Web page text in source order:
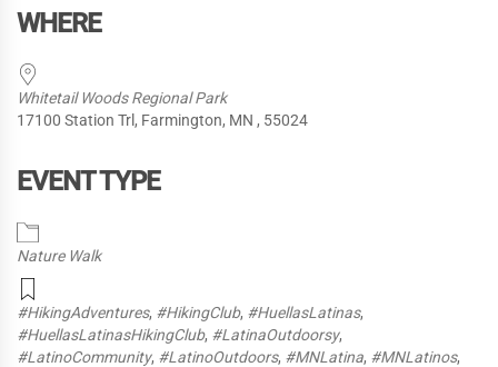
WHERE
Whitetail Woods Regional Park
17100 Station Trl, Farmington, MN , 55024
EVENT TYPE
Nature Walk
#HikingAdventures, #HikingClub, #HuellasLatinas,
#HuellasLatinasHikingClub, #LatinaOutdoorsy,
#LatinoCommunity, #LatinoOutdoors, #MNLatina, #MNLatinos,